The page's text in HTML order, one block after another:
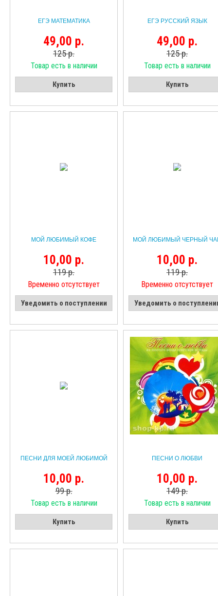
ЕГЭ МАТЕМАТИКА
49,00 р.
125 р.
Товар есть в наличии
Купить
ЕГЭ РУССКИЙ ЯЗЫК
49,00 р.
125 р.
Товар есть в наличии
Купить
МОЙ ЛЮБИМЫЙ КОФЕ
10,00 р.
119 р.
Временно отсутствует
Уведомить о поступлении
МОЙ ЛЮБИМЫЙ ЧЕРНЫЙ
10,00 р.
119 р.
Временно отсутствует
Уведомить о
ПЕСНИ ДЛЯ МОЕЙ ЛЮБИМОЙ
10,00 р.
99 р.
Товар есть в наличии
Купить
ПЕСНИ О ЛЮБВИ
10,00 р.
149 р.
Товар есть в наличии
Купить